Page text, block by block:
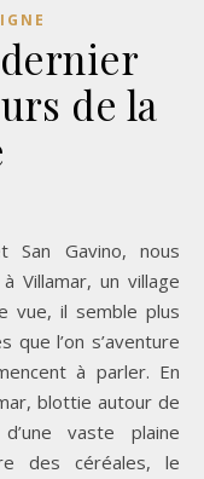
de la
Villamar, un village
vue, il semble plus
l’on s’aventure
à parler. En
blottie autour de
vaste plaine
des céréales, le